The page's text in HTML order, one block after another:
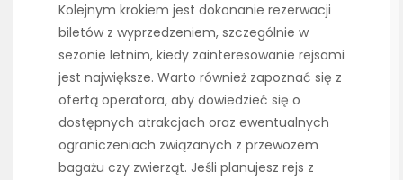
Kolejnym krokiem jest dokonanie rezerwacji
biletów z wyprzedzeniem, szczególnie w
sezonie letnim, kiedy zainteresowanie rejsami
jest największe. Warto również zapoznać się z
ofertą operatora, aby dowiedzieć się o
dostępnych atrakcjach oraz ewentualnych
ograniczeniach związanych z przewozem
bagażu czy zwierząt. Jeśli planujesz rejs z